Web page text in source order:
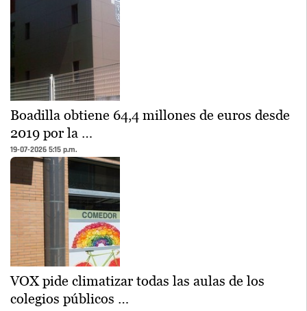
Boadilla obtiene 64,4 millones de euros desde
2019 por la …
19-07-2026 5:15 p.m.
VOX pide climatizar todas las aulas de los
colegios públicos …